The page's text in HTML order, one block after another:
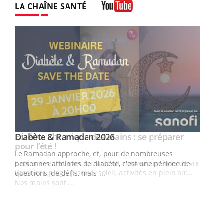
LA CHAÎNE SANTÉ
Youtube
Diabète & Ramadan 2026Youtube
Le Ramadan approche, et, pour de nombreuses
personnes atteintes de diabète, c'est une période de
questions, de défis, mais ...